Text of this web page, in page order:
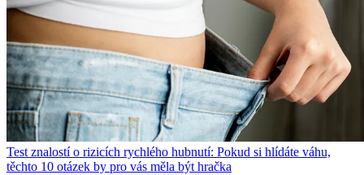
Test znalostí o rizicích rychlého hubnutí: Pokud si hlídáte váhu,
těchto 10 otázek by pro vás měla být hračka